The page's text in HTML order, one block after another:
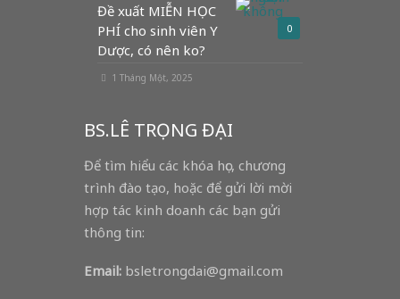
0
Đề xuất MIỄN HỌC
PHÍ cho sinh viên Y
Dược, có nên ko?
1 Tháng Một, 2025
BS.LÊ TRỌNG ĐẠI
Để tìm hiểu các khóa học, chương
trình đào tạo, hoặc để gửi lời mời
hợp tác kinh doanh các bạn gửi
thông tin:
Email: bsletrongdai@gmail.com